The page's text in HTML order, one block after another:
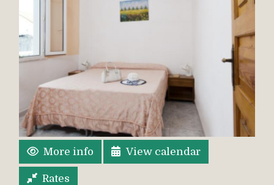
More info View calendar
Rates